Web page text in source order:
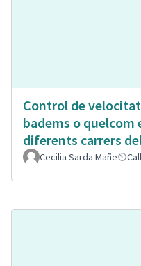
Control de
badems o quelcom
diferents carrers
Cecilia Sarda Mañe